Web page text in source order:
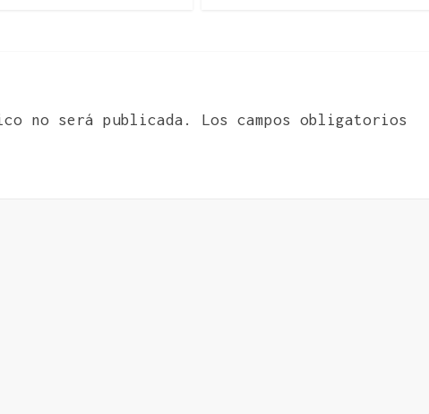
no será publicada.
Los campos obligatorios